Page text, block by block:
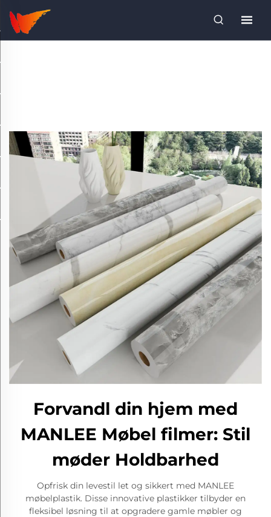
Forvandl din hjem med
MANLEE Møbel filmer: Stil
møder Holdbarhed
Opfrisk din levestil let og sikkert med MANLEE
møbelplastik. Disse innovative plastikker tilbyder en
fleksibel løsning til at opgradere gamle møbler og